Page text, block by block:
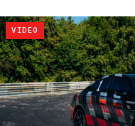
VIDEO